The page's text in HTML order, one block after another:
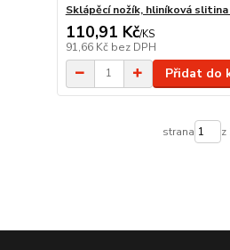
Sklápěcí nožík, hliníková
110,91 Kč/KS
91,66 Kč bez DPH
Přidat do
strana z